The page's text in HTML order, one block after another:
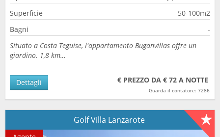
Superficie
50-100m2
Bagni
-
Situato a Costa Teguise, l'appartamento Buganvillas offre un
giardino. 1,8 km…
€ PREZZO DA € 72 A NOTTE
Guarda il contatore: 7286
Dettagli
Golf Villa Lanzarote